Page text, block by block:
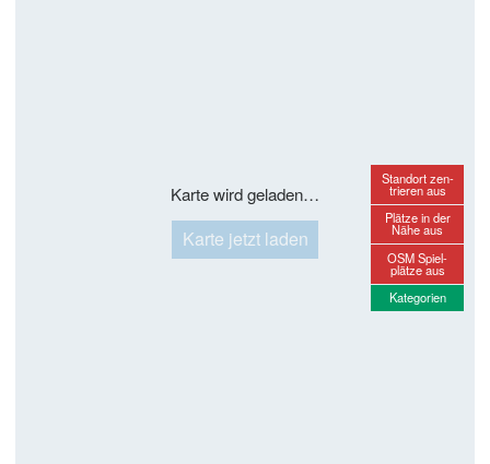
Karte wird geladen…
Karte jetzt laden
Standort zen-
trieren aus
Plätze in der
Nähe aus
OSM Spiel-
plätze aus
Kategorien